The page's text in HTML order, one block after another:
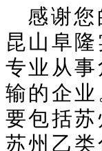
感谢
昆山阜
专业从
输的企
要包括苏
苏州乙